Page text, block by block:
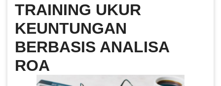
TRAINING UKUR
KEUNTUNGAN
BERBASIS ANALISA
ROA